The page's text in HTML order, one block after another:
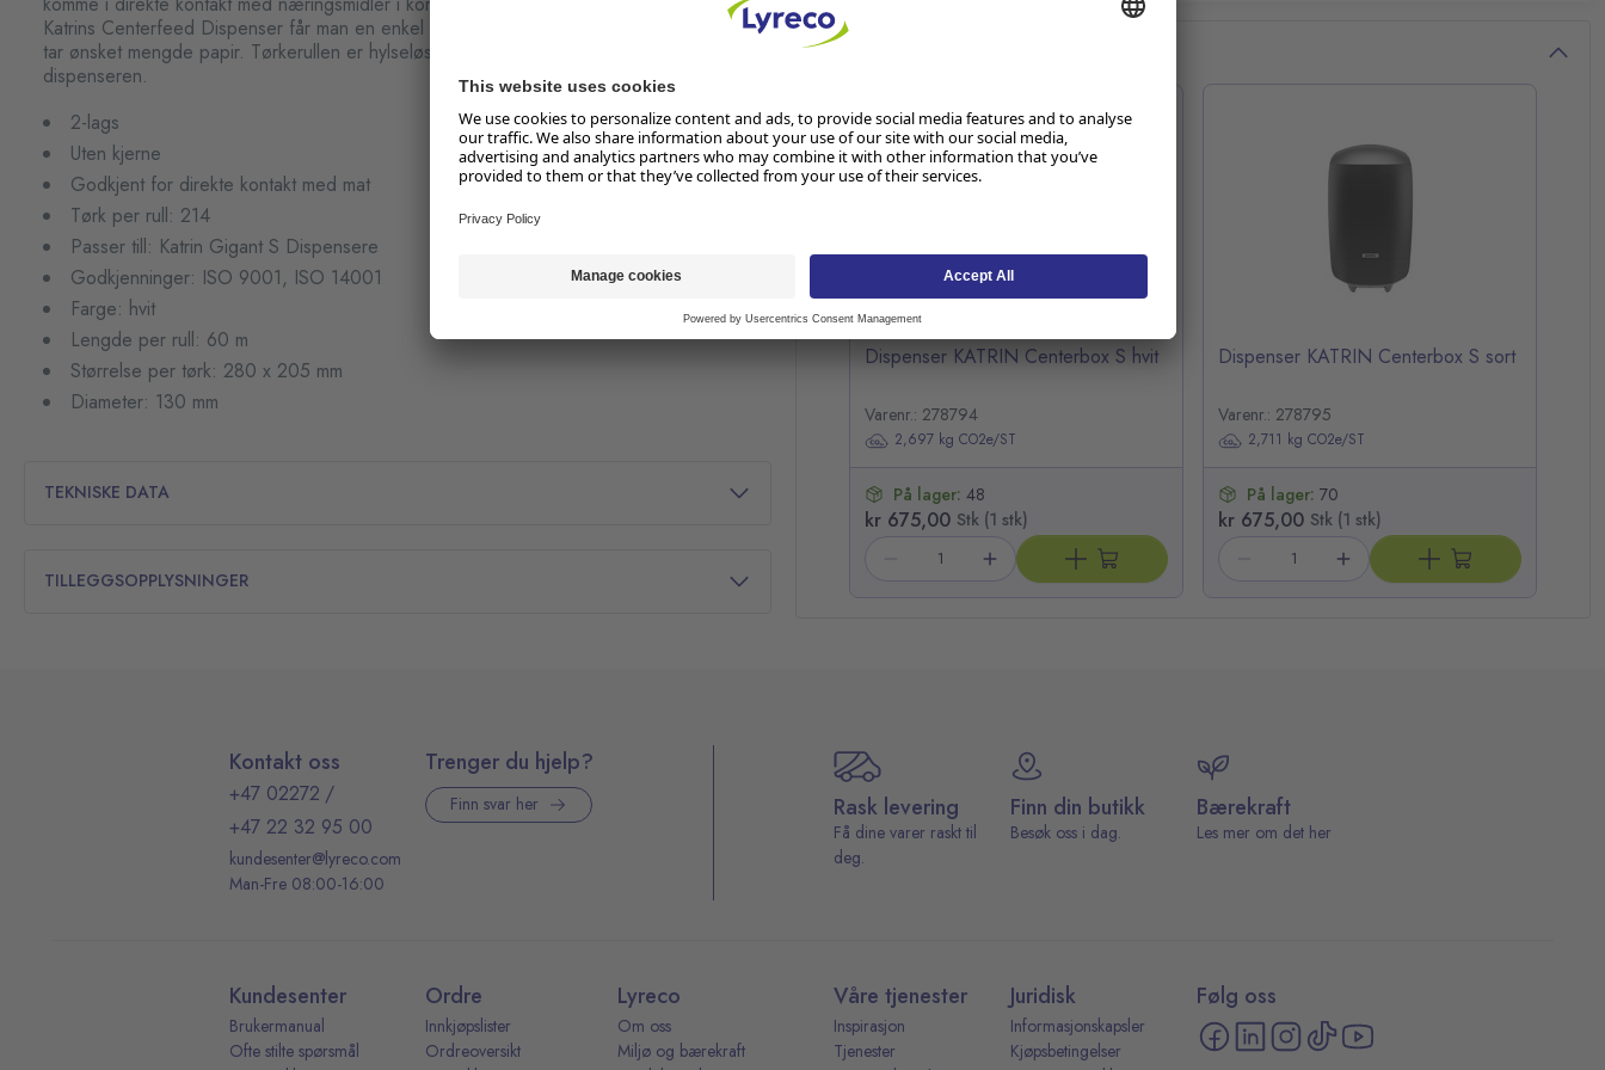
Katrins Centerfeed Dispenser får man en enkel avrivning, en hånd er nok og brukeren
tar ønsket mengde papir. Tørkerullen er hylseløs, noe som forenkler fylling av
dispenseren.
2-lags
Uten kjerne
Godkjent for direkte kontakt med mat
Tørk per rull: 214
Passer till: Katrin Gigant S Dispensere
Godkjenninger: ISO 9001, ISO 14001
Farge: hvit
Lengde per rull: 60 m
Størrelse per tørk: 280 x 205 mm
Diameter: 130 mm
TEKNISKE DATA
TILLEGGSOPPLYSNINGER
RELATERTE PRODUKTER
Dispenser KATRIN Centerbox S hvit
Varenr.: 278794
2,697 kg CO2e/ST
På lager: 48
kr 675,00 Stk (1 stk)
Dispenser KATRIN Centerbox S sort
Varenr.: 278795
2,711 kg CO2e/ST
På lager: 70
kr 675,00 Stk (1 stk)
Kontakt oss
+47 02272 /
+47 22 32 95 00
kundesenter@lyreco.com
Man-Fre 08:00-16:00
Trenger du hjelp?
Finn svar her Rask levering
Få dine varer raskt til
deg.
Finn din butikk
Besøk oss i dag.
Bærekraft
Les mer om det her
Kundesenter
Brukermanual
Ofte stilte spørsmål
Ordre
Innkjøpslister
Ordreoversikt
Lyreco
Om oss
Miljø og bærekraft
Våre tjenester
Inspirasjon
Tjenester
Juridisk
Informasjonskapsler
Kjøpsbetingelser
Følg oss